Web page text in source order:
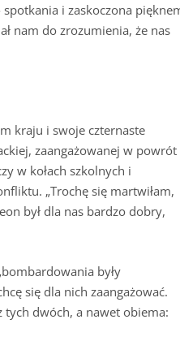
spotkania i zaskoczona
nam do zrozumienia, że nas
kraju i swoje czternaste
zaangażowanej w powrót
w kołach szkolnych i
„Trochę się martwiłam,
był dla nas bardzo dobry,
były
się dla nich zaangażować.
dwóch, a nawet obiema: